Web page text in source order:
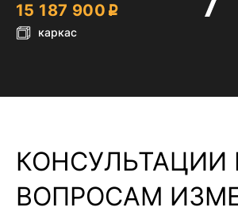
15 187 900
каркас
КОНСУЛЬТАЦИИ
ВОПРОСАМ